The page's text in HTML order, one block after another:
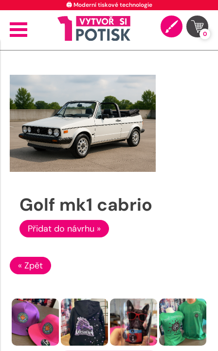
🖨️ Moderní tiskové technologie
0
Golf mk1 cabrio
Přidat do návrhu »
« Zpět